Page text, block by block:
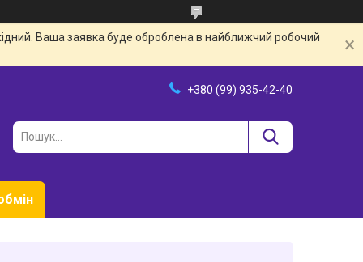
Ваша заявка буде оброблена в найближчий робочий
+380 (99) 935-42-40